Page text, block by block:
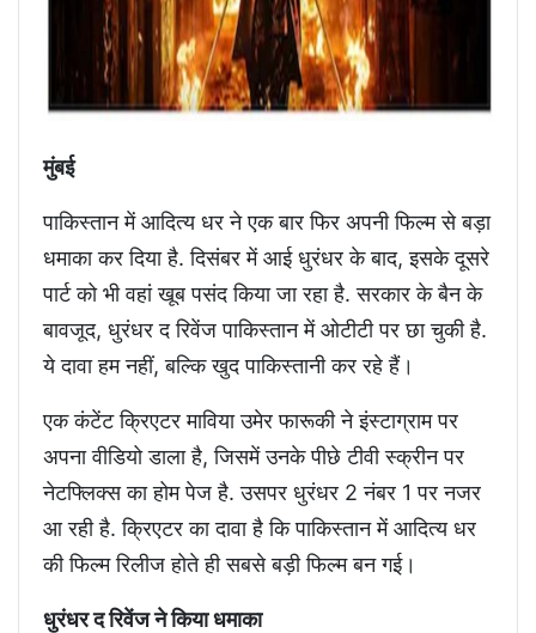
मुंबई
पाकिस्तान में आदित्य धर ने एक बार फिर अपनी फिल्म से बड़ा
धमाका कर दिया है. दिसंबर में आई धुरंधर के बाद, इसके दूसरे
पार्ट को भी वहां खूब पसंद किया जा रहा है. सरकार के बैन के
बावजूद, धुरंधर द रिवेंज पाकिस्तान में ओटीटी पर छा चुकी है.
ये दावा हम नहीं, बल्कि खुद पाकिस्तानी कर रहे हैं।
एक कंटेंट क्रिएटर माविया उमेर फारूकी ने इंस्टाग्राम पर
अपना वीडियो डाला है, जिसमें उनके पीछे टीवी स्क्रीन पर
नेटफ्लिक्स का होम पेज है. उसपर धुरंधर 2 नंबर 1 पर नजर
आ रही है. क्रिएटर का दावा है कि पाकिस्तान में आदित्य धर
की फिल्म रिलीज होते ही सबसे बड़ी फिल्म बन गई।
धुरंधर द रिवेंज ने किया धमाका